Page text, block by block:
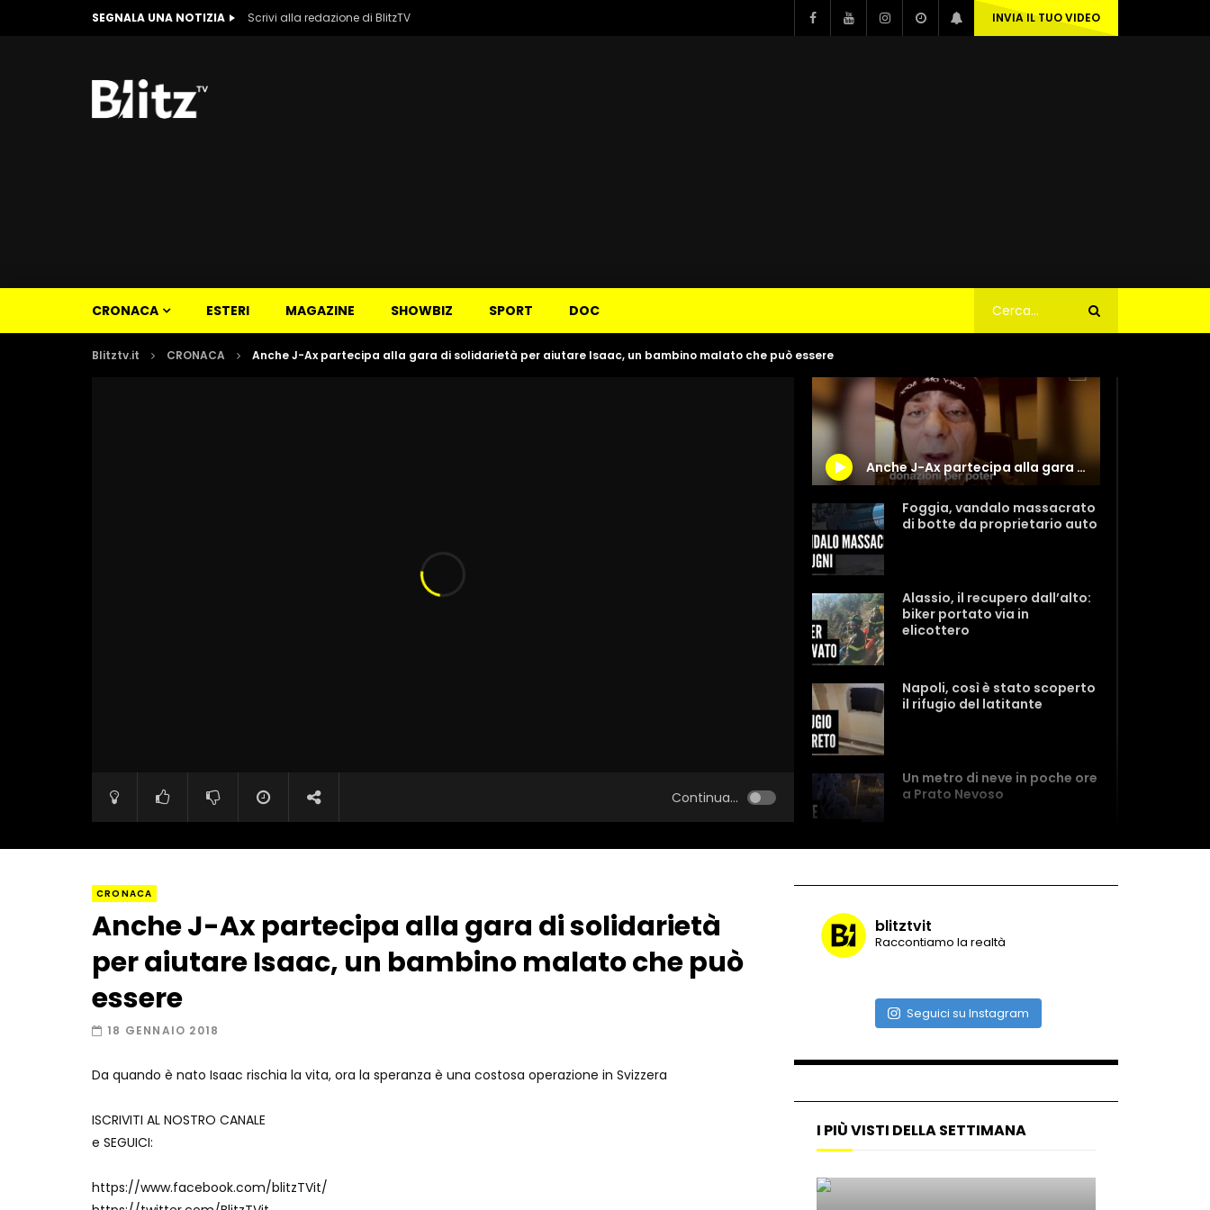
SEGNALA UNA NOTIZIA Scrivi alla redazione di BlitzTV INVIA IL TUO VIDEO
CRONACA ESTERI MAGAZINE SHOWBIZ SPORT DOC
Blitztv.it CRONACA Anche J-Ax partecipa alla gara di solidarietà per aiutare Isaac, un bambino malato che può essere
Continua...
Anche J-Ax partecipa alla gara di solidarietà per aiutare Isaac, un bambino malato che può essere
Foggia, vandalo massacrato
di botte da proprietario auto
Alassio, il recupero dall’alto:
biker portato via in
elicottero
Napoli, così è stato scoperto
il rifugio del latitante
Un metro di neve in poche ore
a Prato Nevoso
museo: ecco cosa c’è nelle
nella villa-showroom
Gioia Tauro, carico esplosivo
CRONACA
Anche J-Ax partecipa alla gara di solidarietà
per aiutare Isaac, un bambino malato che può
essere
18 GENNAIO 2018
Da quando è nato Isaac rischia la vita, ora la speranza è una costosa operazione in Svizzera
ISCRIVITI AL NOSTRO CANALE
e SEGUICI:
https://www.facebook.com/blitzTVit/
blitztvit
Raccontiamo la realtà
Seguici su Instagram
I PIÙ VISTI DELLA SETTIMANA